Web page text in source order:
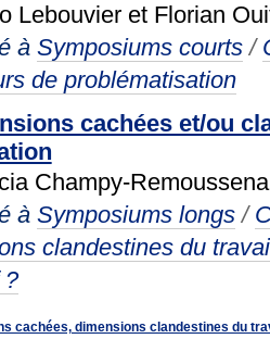
Lebouvier et Florian
à Symposiums courts /
de problématisation
cachées et/ou
Champy-
à Symposiums longs /
clandestines du
?
cachées, dimensions clandestines du